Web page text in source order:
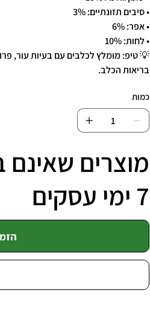
• סיבים תזונתיים: 3%
• אפר: 6%
• לחות: 10%
💡 טיפ: מומלץ לכלבים עם בעיות עור,
בריאות הכלב.
כמות
מוצרים שאינם
7 ימי עסקים